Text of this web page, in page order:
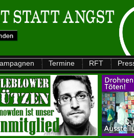
Termine RFT